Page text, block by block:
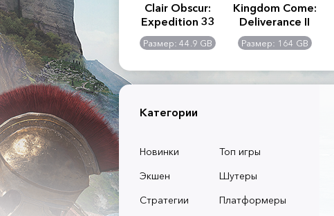
2:
-
GB
Assassin's Creed
Shadows
Размер: 117 GB
Clair Obscur:
Expedition 33
Размер: 44.9 GB
Kingdom Come:
Deliverance II
Размер: 164 GB
Категории
Новинки
Топ игры
Экшен
Шутеры
Стратегии
Платформеры